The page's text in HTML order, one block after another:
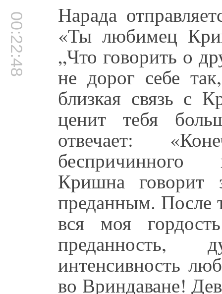
00:22:48 Нарада
«Ты любимец
„Что говорить о
не дорог себе
близкая связь с
ценит тебя
отвечает:
беспричинного
Кришна
преданным. После
вся моя
преданность,
интенсивность
во Вриндаване!